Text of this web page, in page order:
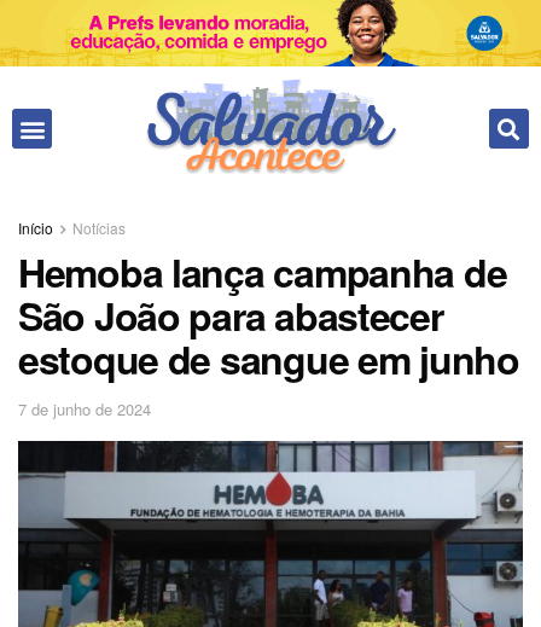
Início Notícias
Hemoba lança campanha de
São João para abastecer
estoque de sangue em junho
7 de junho de 2024